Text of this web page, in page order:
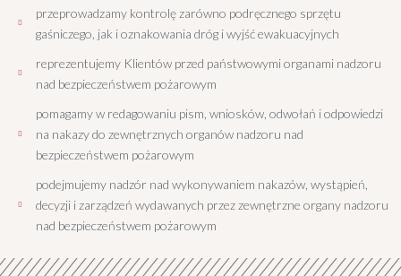
przeprowadzamy kontrolę zarówno podręcznego sprzętu
gaśniczego, jak i oznakowania dróg i wyjść ewakuacyjnych
reprezentujemy Klientów przed państwowymi organami nadzoru
nad bezpieczeństwem pożarowym
pomagamy w redagowaniu pism, wniosków, odwołań i odpowiedzi
na nakazy do zewnętrznych organów nadzoru nad
bezpieczeństwem pożarowym
podejmujemy nadzór nad wykonywaniem nakazów, wystąpień,
decyzji i zarządzeń wydawanych przez zewnętrzne organy nadzoru
nad bezpieczeństwem pożarowym